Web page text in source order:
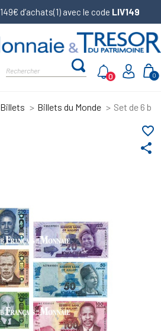
d’achats(1) avec le code LIV149
0
0
Billets Billets du Monde Set de 6
share
favorite_border